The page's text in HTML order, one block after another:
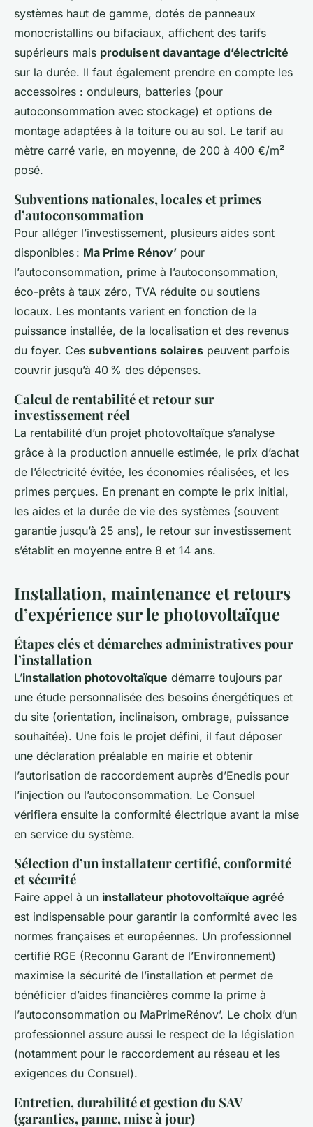
systèmes haut de gamme, dotés de panneaux
monocristallins ou bifaciaux, affichent des tarifs
supérieurs mais produisent davantage d’électricité
sur la durée. Il faut également prendre en compte les
accessoires : onduleurs, batteries (pour
autoconsommation avec stockage) et options de
montage adaptées à la toiture ou au sol. Le tarif au
mètre carré varie, en moyenne, de 200 à 400 €/m²
posé.
Subventions nationales, locales et primes
d’autoconsommation
Pour alléger l’investissement, plusieurs aides sont
disponibles : Ma Prime Rénov’ pour
l’autoconsommation, prime à l’autoconsommation,
éco-prêts à taux zéro, TVA réduite ou soutiens
locaux. Les montants varient en fonction de la
puissance installée, de la localisation et des revenus
du foyer. Ces subventions solaires peuvent parfois
couvrir jusqu’à 40 % des dépenses.
Calcul de rentabilité et retour sur
investissement réel
La rentabilité d’un projet photovoltaïque s’analyse
grâce à la production annuelle estimée, le prix d’achat
de l’électricité évitée, les économies réalisées, et les
primes perçues. En prenant en compte le prix initial,
les aides et la durée de vie des systèmes (souvent
garantie jusqu’à 25 ans), le retour sur investissement
s’établit en moyenne entre 8 et 14 ans.
Installation, maintenance et retours
d’expérience sur le photovoltaïque
Étapes clés et démarches administratives pour
l’installation
L’installation photovoltaïque démarre toujours par
une étude personnalisée des besoins énergétiques et
du site (orientation, inclinaison, ombrage, puissance
souhaitée). Une fois le projet défini, il faut déposer
une déclaration préalable en mairie et obtenir
l’autorisation de raccordement auprès d’Enedis pour
l’injection ou l’autoconsommation. Le Consuel
vérifiera ensuite la conformité électrique avant la mise
en service du système.
Sélection d’un installateur certifié, conformité
et sécurité
Faire appel à un installateur photovoltaïque agréé
est indispensable pour garantir la conformité avec les
normes françaises et européennes. Un professionnel
certifié RGE (Reconnu Garant de l’Environnement)
maximise la sécurité de l’installation et permet de
bénéficier d’aides financières comme la prime à
l’autoconsommation ou MaPrimeRénov’. Le choix d’un
professionnel assure aussi le respect de la législation
(notamment pour le raccordement au réseau et les
exigences du Consuel).
Entretien, durabilité et gestion du SAV
(garanties, panne, mise à jour)